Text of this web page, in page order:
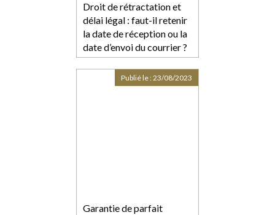
Droit de rétractation et
délai légal : faut-il retenir
la date de réception ou la
date d’envoi du courrier ?
Garantie de parfait
Publié le :23/08/2023